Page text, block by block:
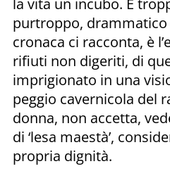
purtroppo, drammatico
cronaca ci racconta, è
rifiuti non digeriti, di
imprigionato in una
peggio cavernicola del
donna, non accetta,
di ‘lesa maestà’,
propria dignità.